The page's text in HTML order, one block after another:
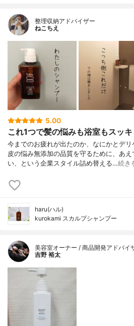
整理収納アドバイザー
ねこちえ
5.00
これ1つで髪の悩みも浴室もスッキ
今までのお疲れが出たのか、なにかとデ
皮の悩み無添加の品質を守るために、あ
い、という企業スタイル詰め替える…続き
haru(ハル)
kurokami スカルプシャンプー
美容室オーナー / 商品開発アドバイ
吉野 裕太